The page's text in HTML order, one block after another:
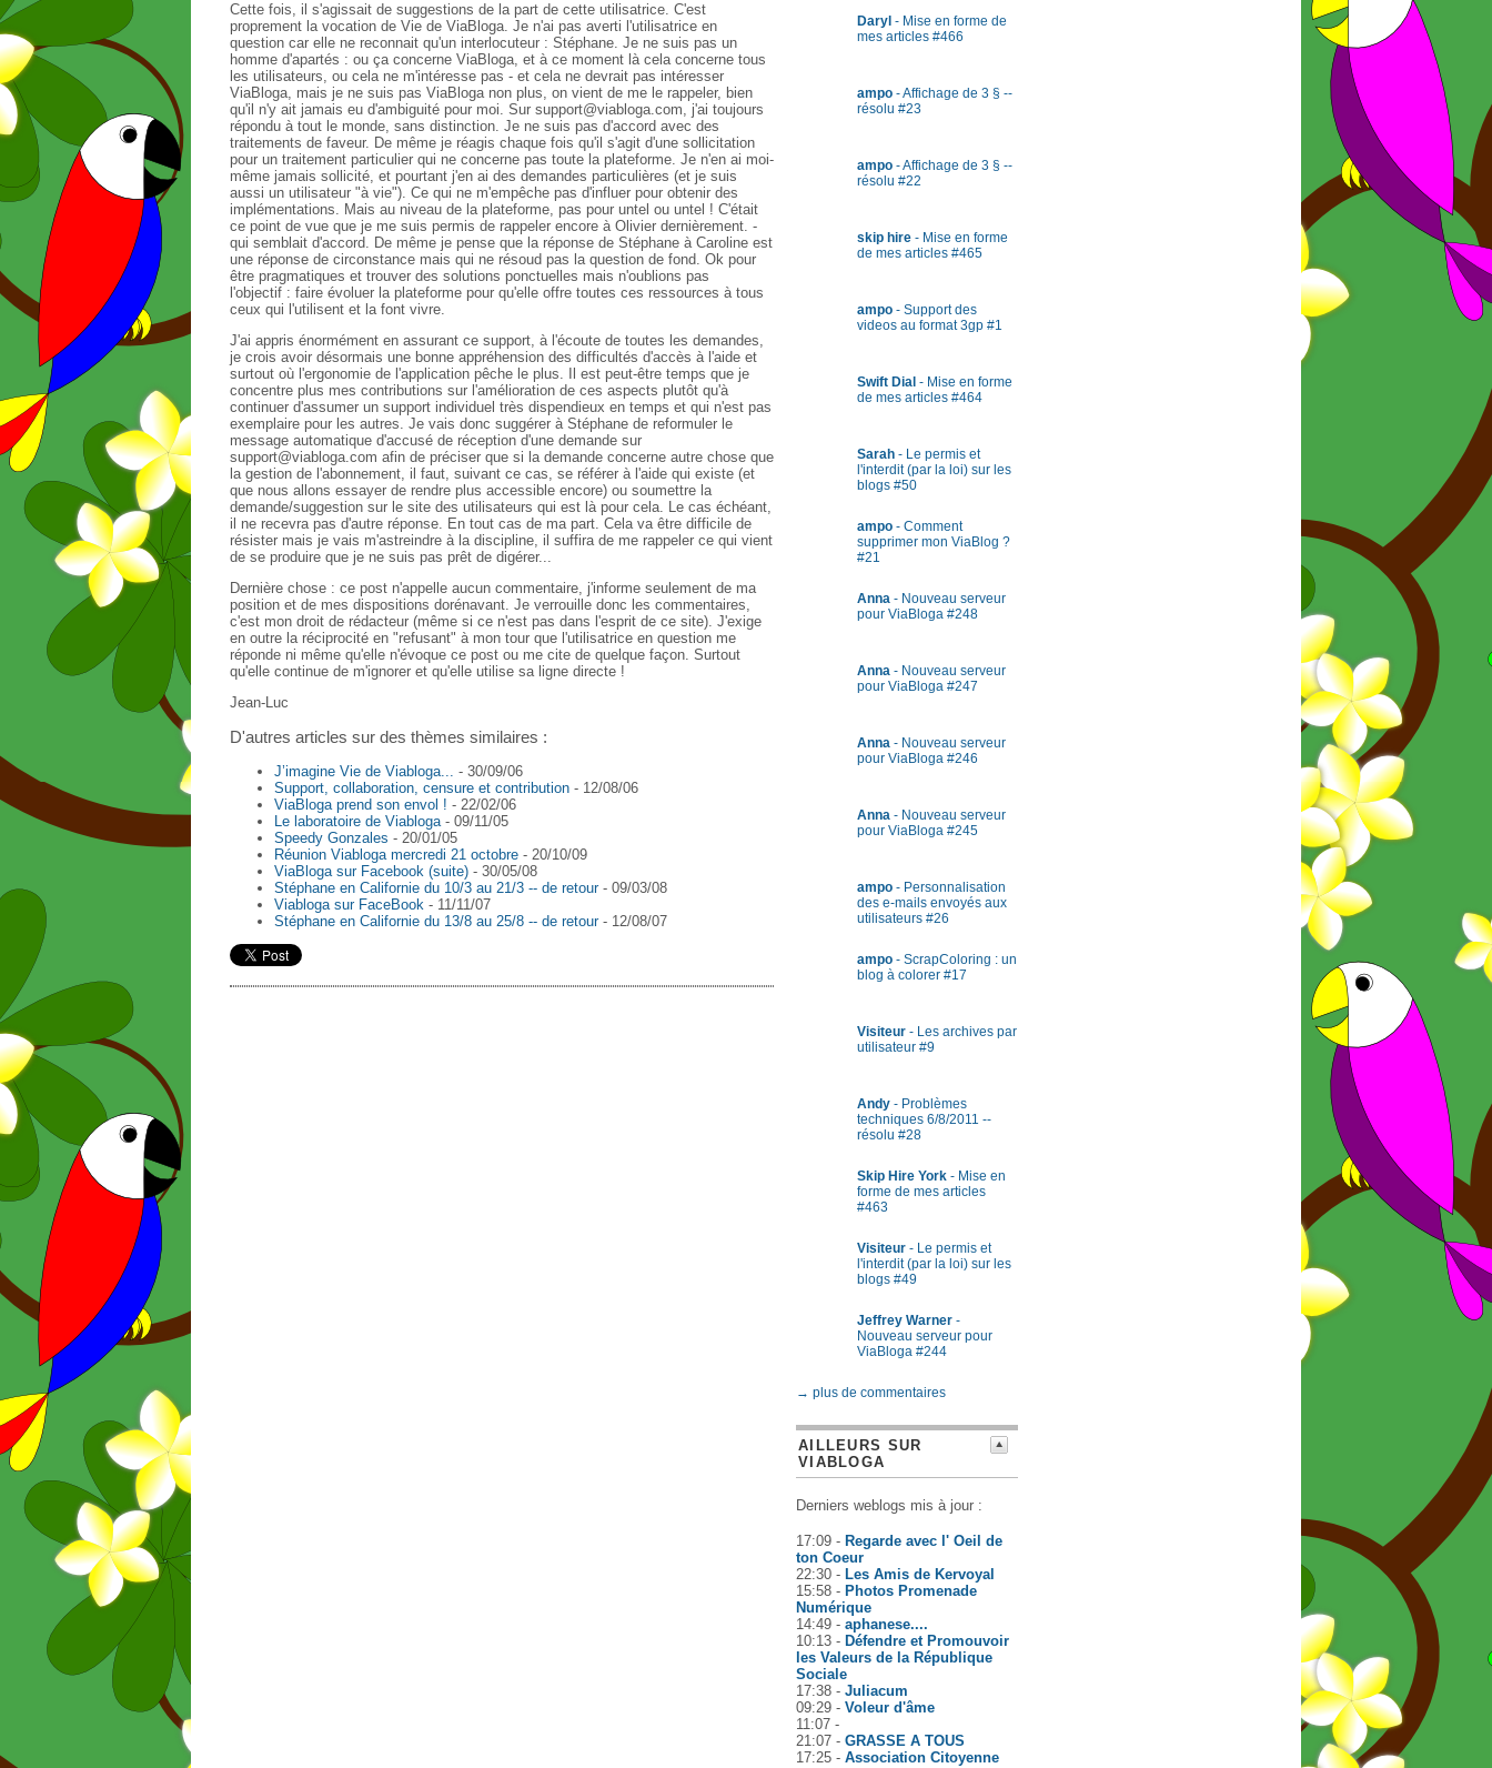
Cette fois, il s'agissait de suggestions de la part de cette utilisatrice. C'est
proprement la vocation de Vie de ViaBloga. Je n'ai pas averti l'utilisatrice en
question car elle ne reconnait qu'un interlocuteur : Stéphane. Je ne suis pas un
homme d'apartés : ou ça concerne ViaBloga, et à ce moment là cela concerne tous
les utilisateurs, ou cela ne m'intéresse pas - et cela ne devrait pas intéresser
ViaBloga, mais je ne suis pas ViaBloga non plus, on vient de me le rappeler, bien
qu'il n'y ait jamais eu d'ambiguité pour moi. Sur support@viabloga.com, j'ai toujours
répondu à tout le monde, sans distinction. Je ne suis pas d'accord avec des
traitements de faveur. De même je réagis chaque fois qu'il s'agit d'une sollicitation
pour un traitement particulier qui ne concerne pas toute la plateforme. Je n'en ai moi-
même jamais sollicité, et pourtant j'en ai des demandes particulières (et je suis
aussi un utilisateur "à vie"). Ce qui ne m'empêche pas d'influer pour obtenir des
implémentations. Mais au niveau de la plateforme, pas pour untel ou untel ! C'était
ce point de vue que je me suis permis de rappeler encore à Olivier dernièrement. -
qui semblait d'accord. De même je pense que la réponse de Stéphane à Caroline est
une réponse de circonstance mais qui ne résoud pas la question de fond. Ok pour
être pragmatiques et trouver des solutions ponctuelles mais n'oublions pas
l'objectif : faire évoluer la plateforme pour qu'elle offre toutes ces ressources à tous
ceux qui l'utilisent et la font vivre.
J'ai appris énormément en assurant ce support, à l'écoute de toutes les demandes,
je crois avoir désormais une bonne appréhension des difficultés d'accès à l'aide et
surtout où l'ergonomie de l'application pêche le plus. Il est peut-être temps que je
concentre plus mes contributions sur l'amélioration de ces aspects plutôt qu'à
continuer d'assumer un support individuel très dispendieux en temps et qui n'est pas
exemplaire pour les autres. Je vais donc suggérer à Stéphane de reformuler le
message automatique d'accusé de réception d'une demande sur
support@viabloga.com afin de préciser que si la demande concerne autre chose que
la gestion de l'abonnement, il faut, suivant ce cas, se référer à l'aide qui existe (et
que nous allons essayer de rendre plus accessible encore) ou soumettre la
demande/suggestion sur le site des utilisateurs qui est là pour cela. Le cas échéant,
il ne recevra pas d'autre réponse. En tout cas de ma part. Cela va être difficile de
résister mais je vais m'astreindre à la discipline, il suffira de me rappeler ce qui vient
de se produire que je ne suis pas prêt de digérer...
Dernière chose : ce post n'appelle aucun commentaire, j'informe seulement de ma
position et de mes dispositions dorénavant. Je verrouille donc les commentaires,
c'est mon droit de rédacteur (même si ce n'est pas dans l'esprit de ce site). J'exige
en outre la réciprocité en "refusant" à mon tour que l'utilisatrice en question me
réponde ni même qu'elle n'évoque ce post ou me cite de quelque façon. Surtout
qu'elle continue de m'ignorer et qu'elle utilise sa ligne directe !
Jean-Luc
D'autres articles sur des thèmes similaires :
J’imagine Vie de Viabloga...
- 30/09/06
Support, collaboration, censure et contribution - 12/08/06
ViaBloga prend son envol ! - 22/02/06
Le laboratoire de Viabloga - 09/11/05
Speedy Gonzales - 20/01/05
Réunion Viabloga mercredi 21 octobre - 20/10/09
ViaBloga sur Facebook (suite) - 30/05/08
Stéphane en Californie du 10/3 au 21/3 -- de retour- 09/03/08
Viabloga sur FaceBook - 11/11/07
Stéphane en Californie du 13/8 au 25/8 -- de retour- 12/08/07
Daryl - Mise en forme de
mes articles #466
ampo - Affichage de 3 § --
résolu #23
ampo - Affichage de 3 § --
résolu #22
skip hire - Mise en forme
de mes articles #465
ampo - Support des
videos au format 3gp #1
Swift Dial - Mise en forme
de mes articles #464
Sarah - Le permis et
l'interdit (par la loi) sur les
blogs #50
ampo - Comment
supprimer mon ViaBlog ?
#21
Anna - Nouveau serveur
pour ViaBloga #248
Anna - Nouveau serveur
pour ViaBloga #247
Anna - Nouveau serveur
pour ViaBloga #246
Anna - Nouveau serveur
pour ViaBloga #245
ampo - Personnalisation
des e-mails envoyés aux
utilisateurs #26
ampo - ScrapColoring : un
blog à colorer #17
Visiteur - Les archives par
utilisateur #9
Andy - Problèmes
techniques 6/8/2011 --
résolu #28
Skip Hire York - Mise en
forme de mes articles
#463
Visiteur - Le permis et
l'interdit (par la loi) sur les
blogs #49
Jeffrey Warner -
Nouveau serveur pour
ViaBloga #244
→ plus de commentaires
AILLEURS SUR
VIABLOGA
Derniers weblogs mis à jour :
17:09 - Regarde avec l' Oeil de
ton Coeur
22:30 - Les Amis de Kervoyal
15:58 - Photos Promenade
Numérique
14:49 - aphanese....
10:13 - Défendre et Promouvoir
les Valeurs de la République
Sociale
17:38 - Juliacum
09:29 - Voleur d'âme
11:07 -
21:07 - GRASSE A TOUS
17:25 - Association Citoyenne